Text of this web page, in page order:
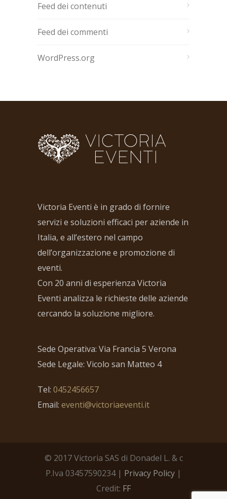
Feed dei contenuti
Feed dei commenti
WordPress.org
Victoria Eventi è in grado di fornire
servizi e soluzioni efficaci per aziende in
Italia, e all’estero nel campo
dell’organizzazione e promozione di
eventi.
Con 20 anni di esperienza Victoria
Eventi analizza le richieste delle aziende
cercando la soluzione migliore.
Sede Operativa: Via Francia 5 Verona
Sede Legale: Vicolo san Matteo 4
Tel: 0452456657
Email: eventi@victoriaeventi.it
© 2017 Victoria SAS di Donadel L. & c
P.Iva 03457590234 | Privacy Policy |
Credit: FF